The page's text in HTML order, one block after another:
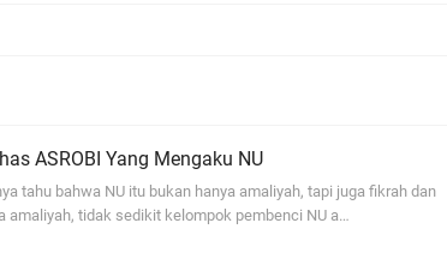
ASROBI Yang Mengaku NU
tahu bahwa NU itu bukan hanya amaliyah, tapi juga fikrah dan
amaliyah, tidak sedikit kelompok pembenci NU a…